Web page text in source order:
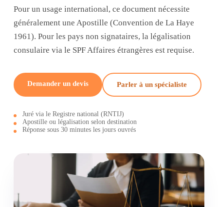
Pour un usage international, ce document nécessite
généralement une Apostille (Convention de La Haye
1961). Pour les pays non signataires, la légalisation
consulaire via le SPF Affaires étrangères est requise.
Demander un devis Parler à un spécialiste
Juré via le Registre national (RNTIJ)
Apostille ou légalisation selon destination
Réponse sous 30 minutes les jours ouvrés